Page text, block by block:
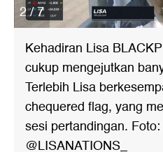
2 / 7
Kehadiran Lisa
cukup mengejutkan
Terlebih Lisa
chequered flag, yang
sesi pertandingan.
@LISANATIONS_